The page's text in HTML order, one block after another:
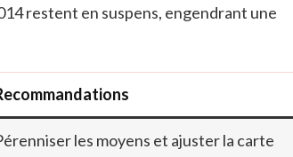
restent en suspens, engendrant une
les moyens et ajuster la carte